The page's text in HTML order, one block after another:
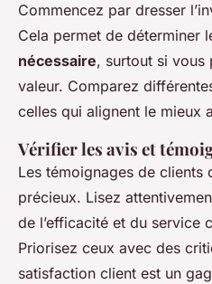
Commencez par dresser
Cela permet de déterminer
nécessaire, surtout si vous
valeur. Comparez
celles qui alignent le mieux
Vérifier les avis et
Les témoignages de clients
précieux. Lisez
de l’efficacité et du service
Priorisez ceux avec des
satisfaction client est un